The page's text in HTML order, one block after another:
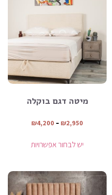
מיטה דגם בוקלה
₪2,950
–
₪4,200
יש לבחור אפשרויות